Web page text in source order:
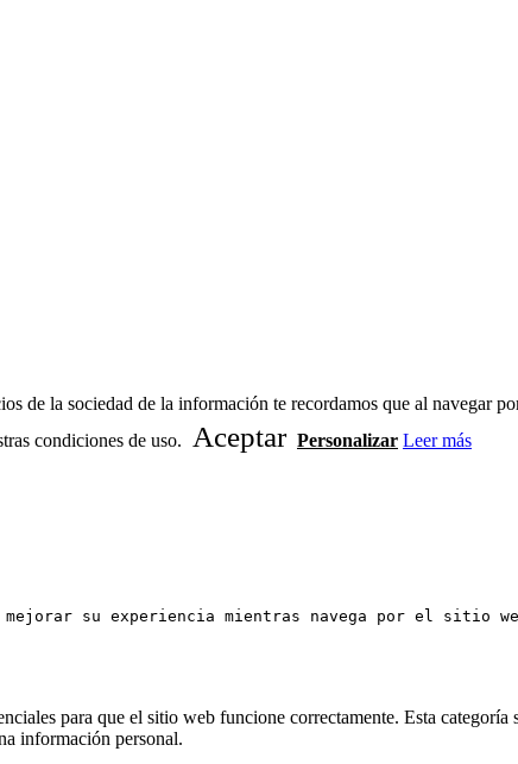
de la sociedad de la información te recordamos que al navegar
condiciones de uso.
Aceptar Personalizar Leer más
su experiencia mientras navega por el sitio
para que el sitio web funcione correctamente. Esta
información personal.